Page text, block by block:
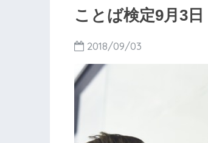
ことば検定9月3日
2018/09/03